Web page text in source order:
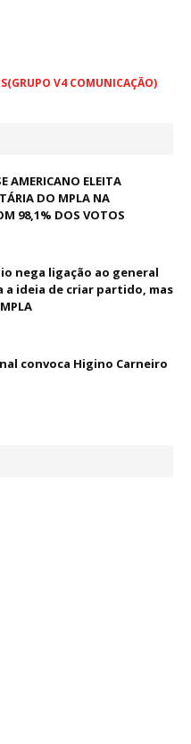
V4 COMUNICAÇÃO)
AMERICANO ELEITA
DO MPLA NA
98,1% DOS VOTOS
nega ligação ao general
a ideia de criar partido, mas
convoca Higino Carneiro